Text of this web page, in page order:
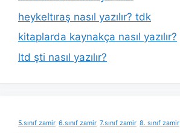
heykeltıraş nasıl yazılır? tdk
kitaplarda kaynakça nasıl yazılır?
ltd şti nasıl yazılır?
5.sınıf zamir 6.sınıf zamir 7.sınıf zamir 8. sınıf zamir